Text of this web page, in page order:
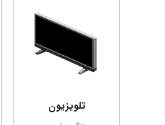
تلویزیون